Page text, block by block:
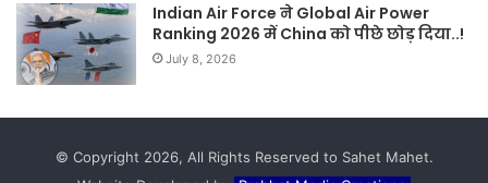
Website Developed byPrabhat Media Creations